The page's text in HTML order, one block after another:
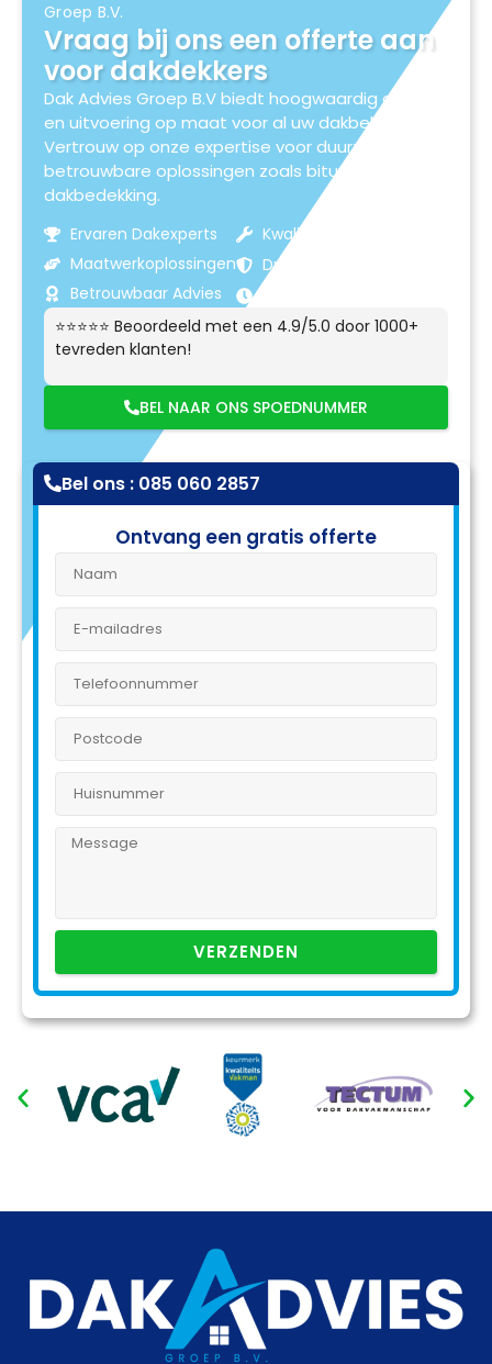
Groep B.V.
Vraag bij ons een offerte aan
voor dakdekkers
Dak Advies Groep B.V biedt hoogwaardig advies
en uitvoering op maat voor al uw dakbehoeften.
Vertrouw op onze expertise voor duurzame en
betrouwbare oplossingen zoals bitumen
dakbedekking.
Ervaren Dakexperts
Maatwerkoplossingen
Betrouwbaar Advies
Kwaliteitsmaterialen
Duurzame Resultaten
⭐⭐⭐⭐⭐ Beoordeeld met een 4.9/5.0 door 1000+
tevreden klanten!
BEL NAAR ONS SPOEDNUMMER
Bel ons : 085 060 2857
Ontvang een gratis offerte
VERZENDEN